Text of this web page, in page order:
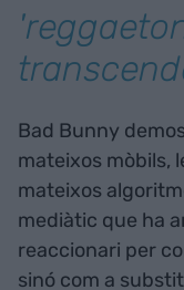
Bad Bunny
mateixos mòbils,
mateixos
mediàtic que ha
reaccionari per
sinó com a